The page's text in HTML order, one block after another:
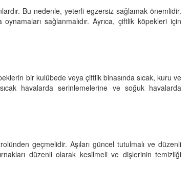
Bu nedenle, yeterli egzersiz sağlamak önemlidir.
sağlanmalıdır. Ayrıca, çiftlik köpekleri için
bir kulübede veya çiftlik binasında sıcak, kuru ve
havalarda serinlemelerine ve soğuk havalarda
geçmelidir. Aşıları güncel tutulmalı ve düzenli
düzenli olarak kesilmeli ve dişlerinin temizliği